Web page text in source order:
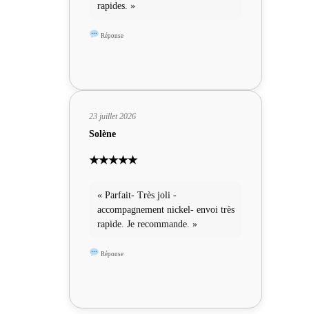
rapides. »
Réponse
23 juillet 2026
Solène
★★★★★
« Parfait- Très joli -
accompagnement nickel- envoi très
rapide. Je recommande. »
Réponse